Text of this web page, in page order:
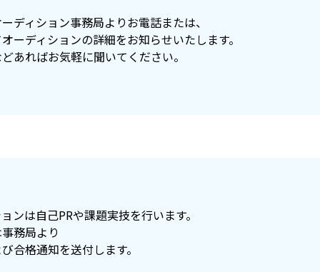
ディション事務局よりお電話または、
ーディションの詳細をお知らせいたします。
あればお気軽に聞いてください。
ンは自己PRや課題実技を行います。
務局より
合格通知を送付します。